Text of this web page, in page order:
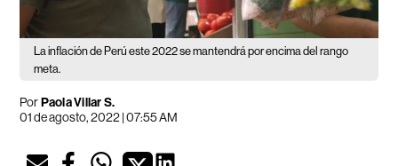
La inflación de Perú este 2022 se mantendrá por encima del rango
meta.
PorPaola Villar S.
01 de agosto, 2022 | 07:55 AM